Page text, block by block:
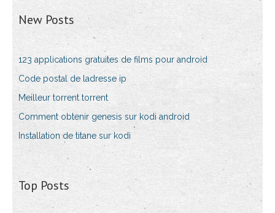
New Posts
123 applications gratuites de films pour android
Code postal de ladresse ip
Meilleur torrent torrent
Comment obtenir genesis sur kodi android
Installation de titane sur kodi
Top Posts